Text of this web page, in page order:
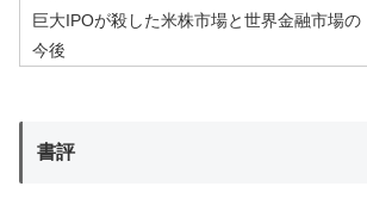
巨大IPOが殺した米株市場と世界金融市場の
今後
書評